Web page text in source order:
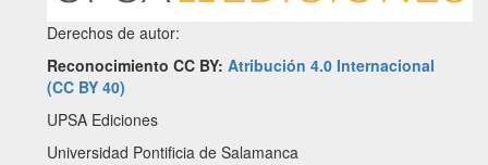
Derechos de autor:
Reconocimiento CC BY: Atribución 4.0 Internacional
(CC BY 40)
UPSA Ediciones
Universidad Pontificia de Salamanca